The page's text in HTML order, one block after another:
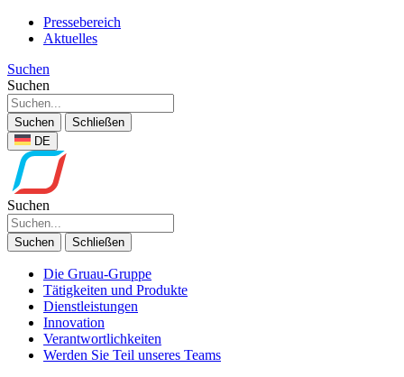
Pressebereich
Aktuelles
Suchen
Suchen
Suchen
Schließen
DE
Suchen
Suchen Schließen
Die Gruau-Gruppe
Tätigkeiten und Produkte
Dienstleistungen
Innovation
Verantwortlichkeiten
Werden Sie Teil unseres Teams